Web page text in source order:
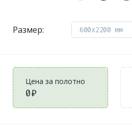
Размер: 600x2200 мм
Цена за полотно
0₽